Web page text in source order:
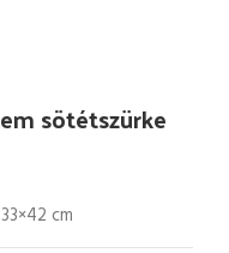
sötétszürke
33×42 cm